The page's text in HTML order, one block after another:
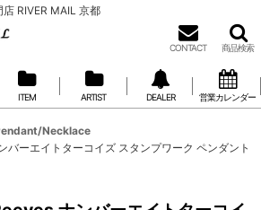
RIVER MAIL 京都
CONTACT 商品検索
ITEM ARTIST DEALER 営業カレンダー
Necklace
バーエイトターコイズ スタンプワーク ペンダント